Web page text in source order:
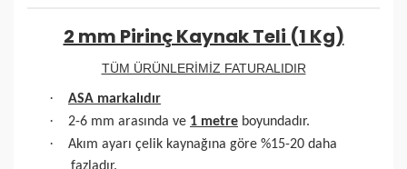
2 mm Pirinç Kaynak Teli (1 Kg)
TÜM ÜRÜNLERİMİZ FATURALIDIR
· ASA markalıdır
· 2-6 mm arasında ve 1 metre boyundadır.
·
Akım ayarı çelik kaynağına göre %15-20 daha